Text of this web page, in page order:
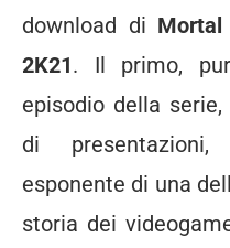
download di
2K21. Il primo,
episodio della
di
esponente di una
storia dei